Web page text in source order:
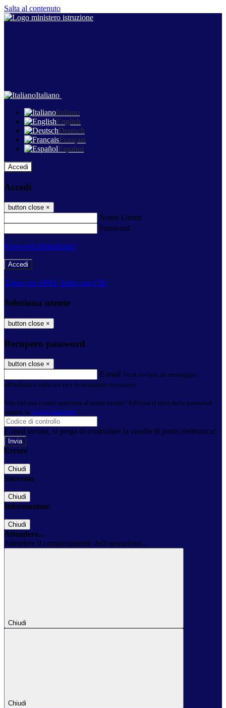
Salta al contenuto
Italiano
Italiano
English
Deutsch
Français
Español
Accedi
Accedi
button close ×
Nome Utente
Password
Password dimenticata?
-
Entra con SPID Entra con CIE
Seleziona utente
button close ×
Recupero password
button close ×
E-mail Verrà inviato un messaggio
all'indirizzo indicato con le istruzioni necessarie.
Non hai una e-mail associata al nome utente? Effettua il reset della password
tramite la Login Spaggiari
E-mail inviata, si prega di controllare la casella di posta elettronica!
Errore
Chiudi
Successo
Chiudi
Informazione
Chiudi
Attendere...
Attendere il completamento dell'operazione...
Chiudi
Chiudi